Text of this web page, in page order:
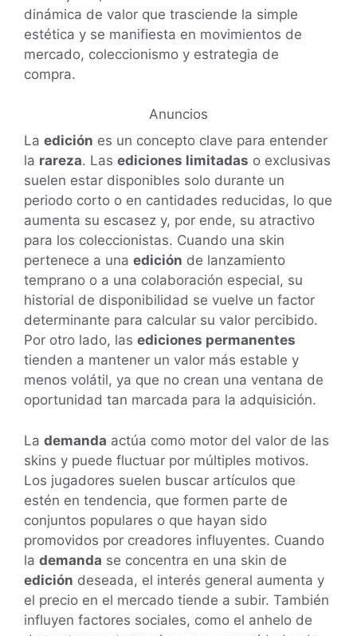
dinámica de valor que trasciende la simple
estética y se manifiesta en movimientos de
mercado, coleccionismo y estrategia de
compra.
Anuncios
La edición es un concepto clave para entender
la rareza. Las ediciones limitadas o exclusivas
suelen estar disponibles solo durante un
periodo corto o en cantidades reducidas, lo que
aumenta su escasez y, por ende, su atractivo
para los coleccionistas. Cuando una skin
pertenece a una edición de lanzamiento
temprano o a una colaboración especial, su
historial de disponibilidad se vuelve un factor
determinante para calcular su valor percibido.
Por otro lado, las ediciones permanentes
tienden a mantener un valor más estable y
menos volátil, ya que no crean una ventana de
oportunidad tan marcada para la adquisición.
La demanda actúa como motor del valor de las
skins y puede fluctuar por múltiples motivos.
Los jugadores suelen buscar artículos que
estén en tendencia, que formen parte de
conjuntos populares o que hayan sido
promovidos por creadores influyentes. Cuando
la demanda se concentra en una skin de
edición deseada, el interés general aumenta y
el precio en el mercado tiende a subir. También
influyen factores sociales, como el anhelo de